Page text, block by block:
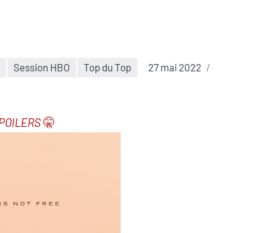
Session HBO Top du Top
27 mai 2022